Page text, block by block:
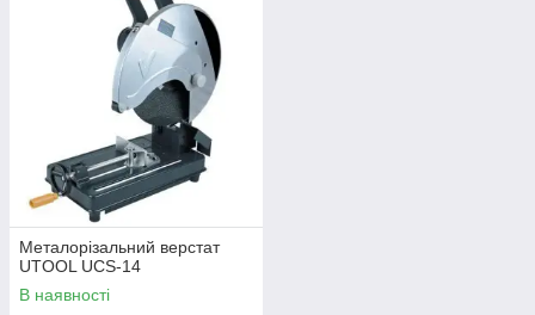
Металорізальний верстат
UTOOL UCS-14
В наявності